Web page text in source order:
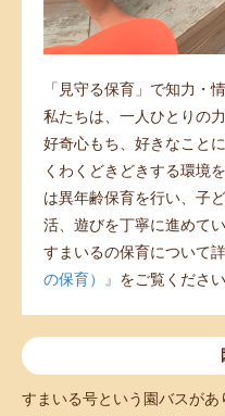
「⾒守る保育」で知⼒・
私たちは、一人ひとりの
好奇⼼もち、好きなこと
くわくどきどきする環境
は異年齢保育を行い、子
活、遊びを丁寧に進めてい
すまいるの保育について
の保育）』 をご覧ください
すまいる号という園バスがあ